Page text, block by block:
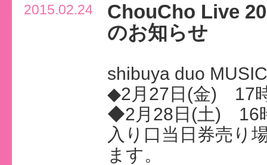
2015.02.24
ChouCho Live
のお知らせ
shibuya duo
◆2月27日(金) 17
◆2月28日(土) 16
入り口当日券売り
ます。